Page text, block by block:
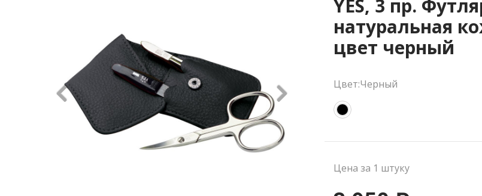
YES, 3 пр.
натуральная
цвет черный
Цвет:Черный
Цена за 1 штуку